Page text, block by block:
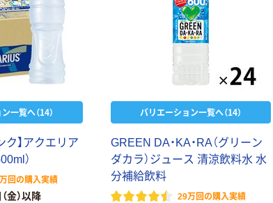
一覧へ（14）
ク】アクエリア
）
回の購入実績
金）以降
バリエーション一覧へ（14）
GREEN DA・KA・RA（グリーン
ダカラ）ジュース 清涼飲料水 水
分補給飲料
29万回の購入実績